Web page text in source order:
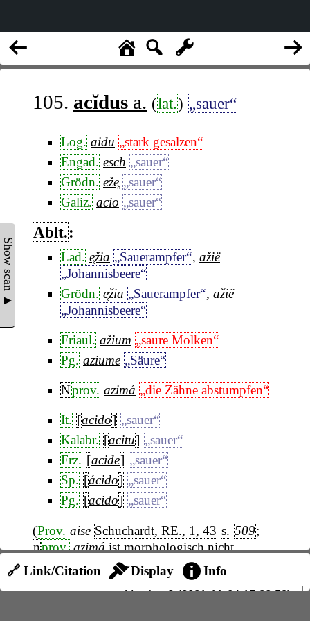
Show scan ▲
105. acĭdus a. (lat.) „sauer“
Log. aidu „stark gesalzen“
Engad. esch „sauer“
Grödn. eže̥ „sauer“
Galiz. acio „sauer“
Ablt.:
Lad. e̜žia „Sauerampfer“, ažië
„Johannisbeere“
Grödn. e̜žia „Sauerampfer“, ažië
„Johannisbeere“
Friaul. ažium „saure Molken“
Pg. aziume „Säure“
Nprov. azimá „die Zähne abstumpfen“
It. [acido] „sauer“
Kalabr. [acitu] „sauer“
Frz. [acide] „sauer“
Sp. [ácido] „sauer“
Pg. [acido] „sauer“
(Prov. aise Schuchardt, RE., 1, 43 s. 509;
nprov. azimáist morphologisch nicht
aufgeklärt, ein *acimen Thomas, Mél., 2
unbedenklich.)
🔗 Link/Citation Display Info